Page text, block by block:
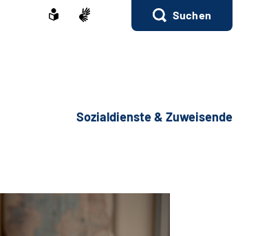
Suchen
Sozialdienste & Zuweisende